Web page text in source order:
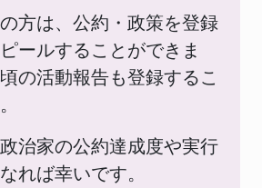
方は、公約・政策を登録
ールすることができま
の活動報告も登録するこ
治家の公約達成度や実行
れば幸いです。